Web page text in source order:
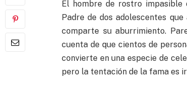
El hombre de rostro impasible
Padre de dos adolescentes
comparte su aburrimiento.
cuenta de que cientos de
convierte en una especie de
pero la tentación de la fama es